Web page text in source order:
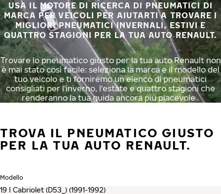
USA IL MOTORE DI RICERCA DI PNEUMATICI DI
MARCA PER VEICOLI PER AIUTARTI A TROVARE I
MIGLIORI PNEUMATICI INVERNALI, ESTIVI E
QUATTRO STAGIONI PER LA TUA AUTO RENAULT.
Trovare lo pneumatico giusto per la tua auto Renault non
è mai stato così facile: seleziona la marca e il modello del
tuo veicolo e ti forniremo un elenco di pneumatici
consigliati per l'inverno, l'estate e quattro stagioni che
renderanno la tua guida ancora più piacevole .
TROVA IL PNEUMATICO GIUSTO
PER LA TUA AUTO RENAULT.
Modello